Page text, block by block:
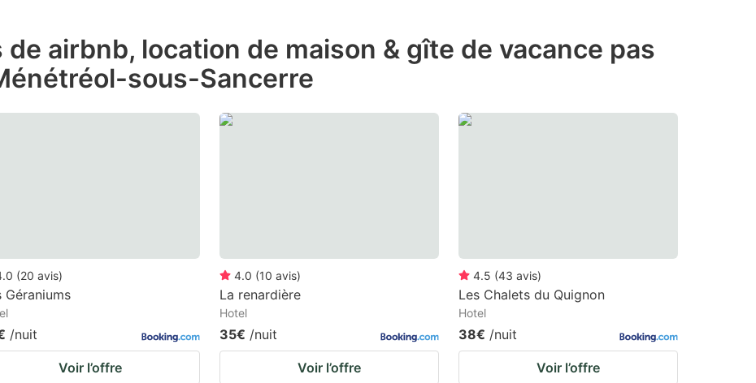
the
question
for
changing
airbnb, location de maison & gîte de vacance pas
sous-Sancerre
(20 avis)
Géraniums
/nuit
Voir l’offre
4.0 (10 avis)
La renardière
Hotel
35€ /nuit
Voir l’offre
4.5 (43 avis)
Les Chalets du Quignon
Hotel
38€ /nuit
Voir l’offre